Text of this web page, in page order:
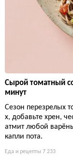
Сырой томатный
минут
Сезон перезрелых
х, добавьте хрен,
атмит любой
капли пота.
Еда и рецепты 7 233